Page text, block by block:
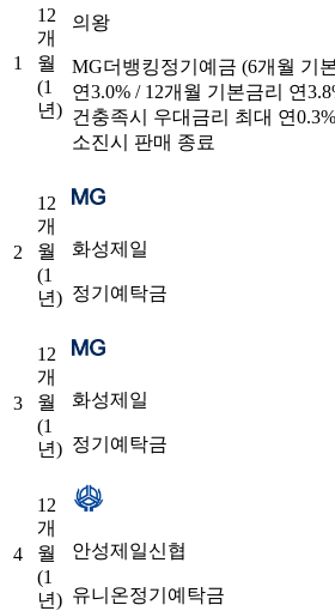
1
12
개
월
(1
년)
의왕
MG더뱅킹정기예금 (6개월 기
연3.0% / 12개월 기본금리 연
건충족시 우대금리 최대 연
소진시 판매 종료
2
12
개
월
(1
년)
화성제일
정기예탁금
3
12
개
월
(1
년)
화성제일
정기예탁금
4
12
개
월
(1
년)
안성제일신협
유니온정기예탁금